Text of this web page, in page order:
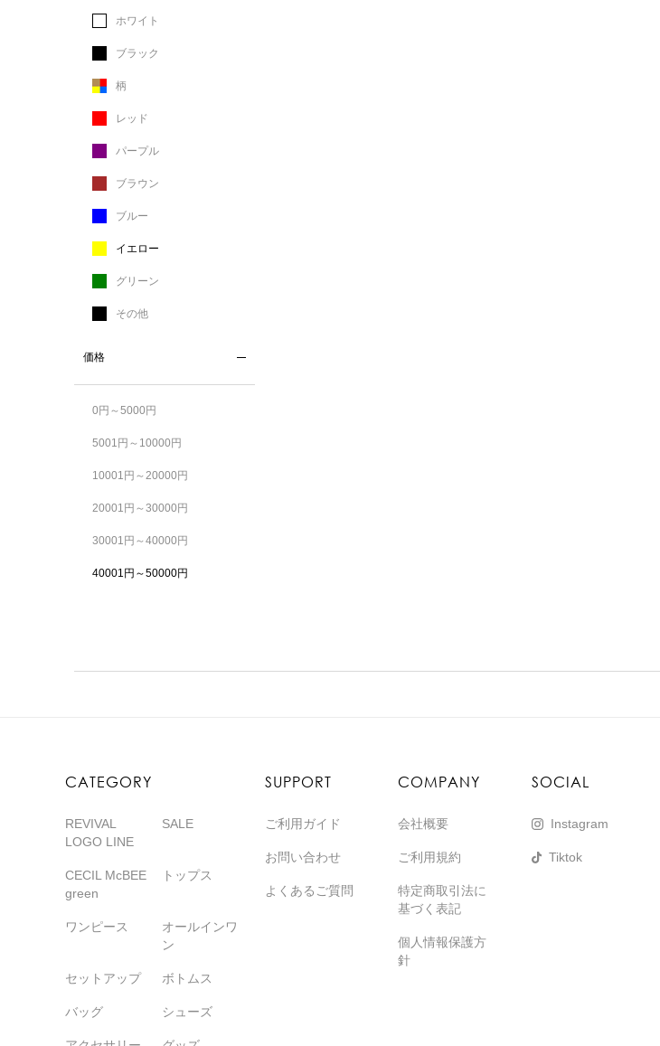
ホワイト
ブラック
柄
レッド
パープル
ブラウン
ブルー
イエロー
グリーン
その他
価格
0円～5000円
5001円～10000円
10001円～20000円
20001円～30000円
30001円～40000円
40001円～50000円
CATEGORY
REVIVAL
LOGO LINE
SALE
CECIL McBEE
green
トップス
ワンピース
オールインワ
ン
セットアップ ボトムス
バッグ シューズ
SUPPORT
ご利用ガイド
お問い合わせ
よくあるご質問
COMPANY
会社概要
ご利用規約
特定商取引法に
基づく表記
個人情報保護方
針
SOCIAL
Instagram
Tiktok